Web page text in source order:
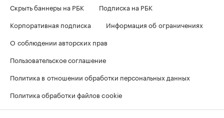
Скрыть баннеры на РБК
Подписка на РБК
Корпоративная подписка
Информация об ограничениях
О соблюдении авторских прав
Пользовательское соглашение
Политика в отношении обработки персональных данных
Политика обработки файлов cookie